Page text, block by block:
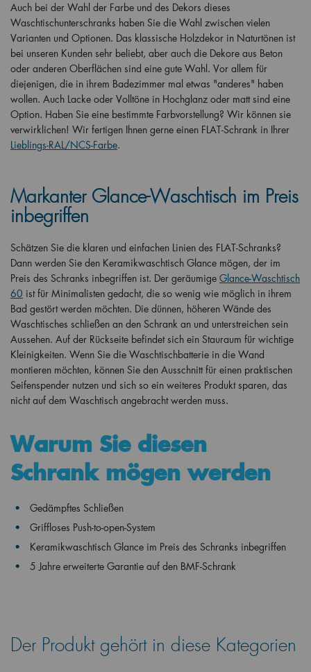
Auch bei der Wahl der Farbe und des Dekors dieses
Waschtischunterschranks haben Sie die Wahl zwischen vielen
Varianten und Optionen. Das klassische Holzdekor in Naturtönen ist
bei unseren Kunden sehr beliebt, aber auch die Dekore aus Beton
oder anderen Oberflächen sind eine gute Wahl. Vor allem für
diejenigen, die in ihrem Badezimmer mal etwas "anderes" haben
wollen. Auch Lacke oder Volltöne in Hochglanz oder matt sind eine
Option. Haben Sie eine bestimmte Farbvorstellung? Wir können sie
verwirklichen! Wir fertigen Ihnen gerne einen FLAT-Schrank in Ihrer
Lieblings-RAL/NCS-Farbe.
Markanter Glance-Waschtisch im Preis
inbegriffen
Schätzen Sie die klaren und einfachen Linien des FLAT-Schranks?
Dann werden Sie den Keramikwaschtisch Glance mögen, der im
Preis des Schranks inbegriffen ist. Der geräumige Glance-Waschtisch
60 ist für Minimalisten gedacht, die so wenig wie möglich in ihrem
Bad gestört werden möchten. Die dünnen, höheren Wände des
Waschtisches schließen an den Schrank an und unterstreichen sein
Aussehen. Auf der Rückseite befindet sich ein Stauraum für wichtige
Kleinigkeiten. Wenn Sie die Waschtischbatterie in die Wand
montieren möchten, können Sie den Ausschnitt für einen praktischen
Seifenspender nutzen und sich so ein weiteres Produkt sparen, das
nicht auf dem Waschtisch angebracht werden muss.
Warum Sie diesen
Schrank mögen werden
Gedämpftes Schließen
Griffloses Push-to-open-System
Keramikwaschtisch Glance im Preis des Schranks inbegriffen
5 Jahre erweiterte Garantie auf den BMF-Schrank
Der Produkt gehört in diese Kategorien